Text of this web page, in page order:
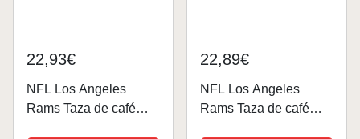
22,93€
NFL Los Angeles
Rams Taza de café
22,89€
NFL Los Angeles
Rams Taza de café